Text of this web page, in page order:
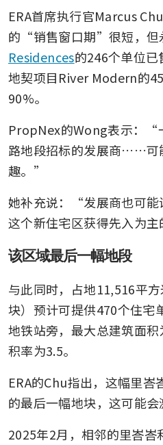
ERA首席执行官Marcus
的“销售窗口期”很短，但
Residences的246个单位
地契项目River Modern的
90%。
PropNex的Wong表示：“
路地段招标的发展商……可
趣。”
她补充说：“发展商也可能
这个新住宅区获得先入为主
该区域最后一幅地段
与此同时，占地11,516平
块）预计可提供470个住宅
地铁站旁，最大总建筑面
积率为3.5。
ERA的Chu指出，这幅里
的最后一幅地块，这可能会
2025年2月，相邻的里峇